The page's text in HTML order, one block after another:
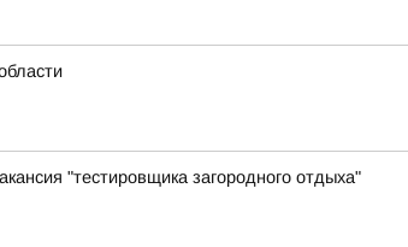
"тестировщика загородного отдыха"